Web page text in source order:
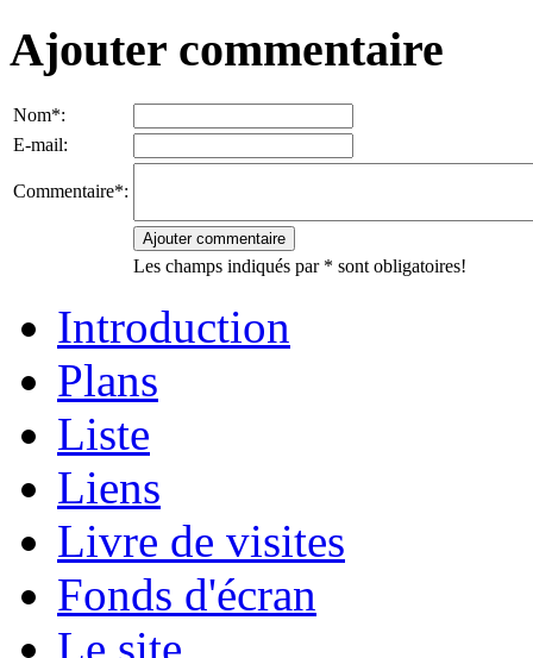
Ajouter commentaire
Nom*:
E-mail:
Commentaire*:
Les champs indiqués par * sont obligatoires!
Introduction
Plans
Liste
Liens
Livre de visites
Fonds d'écran
Le site